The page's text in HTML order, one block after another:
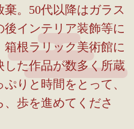
。50代以降はガラス
インテリア装飾等に
箱根ラリック美術館に
した作品が数多く所蔵
りと時間をとって、
歩を進めてくださ